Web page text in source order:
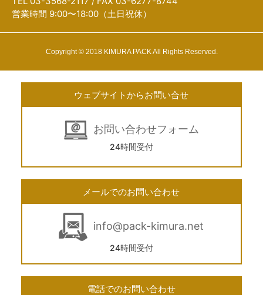
営業時間 9:00〜18:00（土日祝休）
Copyright © 2018 KIMURA PACK All Rights Reserved.
ウェブサイトからお問い合せ
お問い合わせフォーム
24時間受付
メールでのお問い合わせ
info@pack-kimura.net
24時間受付
電話でのお問い合わせ